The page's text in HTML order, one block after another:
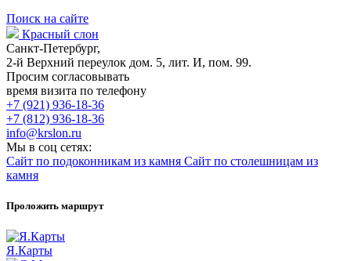
Поиск на сайте
Красный слон
Санкт-Петербург,
2-й Верхний переулок дом. 5, лит. И, пом. 99.
Просим согласовывать
время визита по телефону
+7 (921) 936-18-36
+7 (812) 936-18-36
info@krslon.ru
Мы в соц сетях:
Сайт по подоконникам из камня Сайт по столешницам из
камня
Проложить маршрут
Я.Карты